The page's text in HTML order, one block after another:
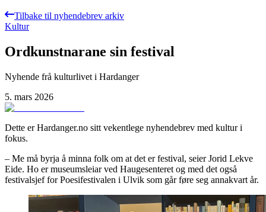
Tilbake til nyhendebrev arkiv
Kultur
Ordkunstnarane sin festival
Nyhende frå kulturlivet i Hardanger
5. mars 2026
Dette er Hardanger.no sitt vekentlege nyhendebrev med kultur i
fokus.
– Me må byrja å minna folk om at det er festival, seier Jorid Lekve
Eide. Ho er museumsleiar ved Haugesenteret og med det også
festivalsjef for Poesifestivalen i Ulvik som går føre seg annakvart år.